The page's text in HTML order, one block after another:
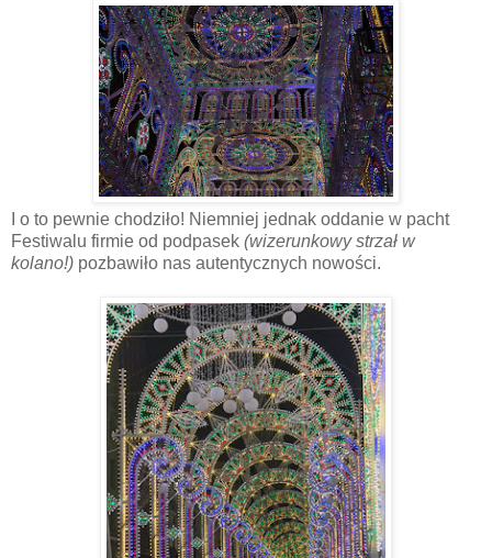
I o to pewnie chodziło! Niemniej jednak oddanie w pacht
Festiwalu firmie od podpasek (wizerunkowy strzał w
kolano!) pozbawiło nas autentycznych nowości.